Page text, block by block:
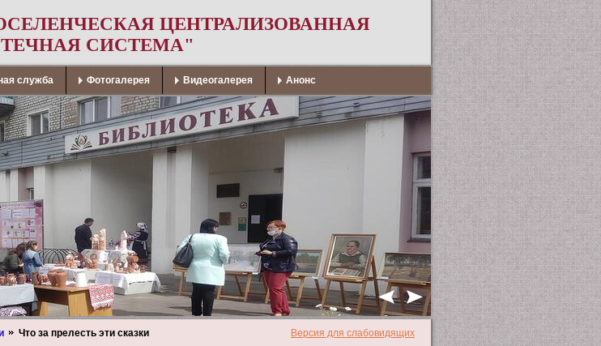
ЦЕНТРАЛИЗОВАННАЯ
СИСТЕМА"
служба Фотогалерея Видеогалерея Анонс
Что за прелесть эти сказки Версия для слабовидящих